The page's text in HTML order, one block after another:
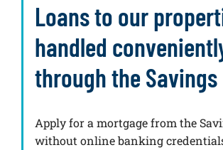
Loans to our
handled
through the Savings
Apply for a mortgage from the
without online banking